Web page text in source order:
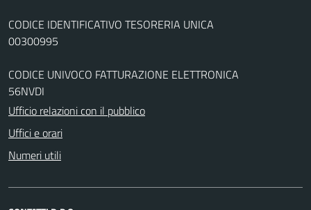
CODICE IDENTIFICATIVO TESORERIA UNICA
00300995
CODICE UNIVOCO FATTURAZIONE ELETTRONICA
56NVDI
Ufficio relazioni con il pubblico
Uffici e orari
Numeri utili